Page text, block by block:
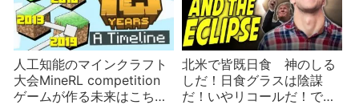
人工知能のマインクラフト
大会MineRL competition
ゲームが作る未来はこち
北米で皆既日食 神のしる
しだ！日食グラスは陰謀
だ！いやリコールだ！で目